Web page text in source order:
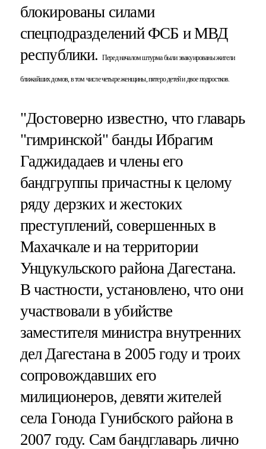
блокированы силами
спецподразделений ФСБ и МВД
республики. Перед началом штурма были эвакуированы жители
ближайших домов, в том числе четыре женщины, пятеро детей и двое подростков.
"Достоверно известно, что главарь
"гимринской" банды Ибрагим
Гаджидадаев и члены его
бандгруппы причастны к целому
ряду дерзких и жестоких
преступлений, совершенных в
Махачкале и на территории
Унцукульского района Дагестана.
В частности, установлено, что они
участвовали в убийстве
заместителя министра внутренних
дел Дагестана в 2005 году и троих
сопровождавших его
милиционеров, девяти жителей
села Гонода Гунибского района в
2007 году. Сам бандглаварь лично